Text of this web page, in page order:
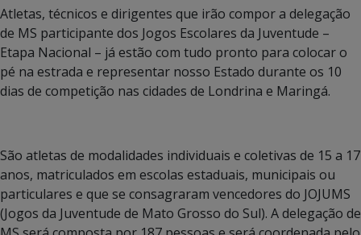
Atletas, técnicos e dirigentes que irão compor a delegação
de MS participante dos Jogos Escolares da Juventude –
Etapa Nacional – já estão com tudo pronto para colocar o
pé na estrada e representar nosso Estado durante os 10
dias de competição nas cidades de Londrina e Maringá.
São atletas de modalidades individuais e coletivas de 15 a 17
anos, matriculados em escolas estaduais, municipais ou
particulares e que se consagraram vencedores do JOJUMS
(Jogos da Juventude de Mato Grosso do Sul). A delegação de